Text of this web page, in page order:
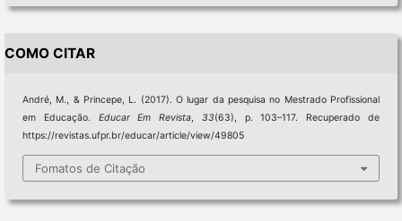
COMO CITAR
André, M., & Princepe, L. (2017). O lugar da pesquisa no Mestrado Profissional
em Educação. Educar Em Revista, 33(63), p. 103–117. Recuperado de
https://revistas.ufpr.br/educar/article/view/49805
Fomatos de Citação